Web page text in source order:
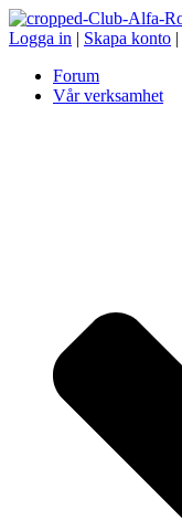
Logga in | Skapa konto |
Forum
Vår verksamhet